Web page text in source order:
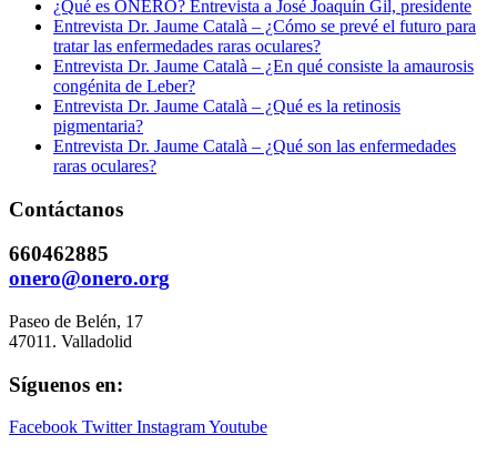
¿Qué es ONERO? Entrevista a José Joaquín Gil, presidente
Entrevista Dr. Jaume Català – ¿Cómo se prevé el futuro para
tratar las enfermedades raras oculares?
Entrevista Dr. Jaume Català – ¿En qué consiste la amaurosis
congénita de Leber?
Entrevista Dr. Jaume Català – ¿Qué es la retinosis
pigmentaria?
Entrevista Dr. Jaume Català – ¿Qué son las enfermedades
raras oculares?
Contáctanos
660462885
onero@onero.org
Paseo de Belén, 17
47011. Valladolid
Síguenos en:
Facebook Twitter InstagramYoutube